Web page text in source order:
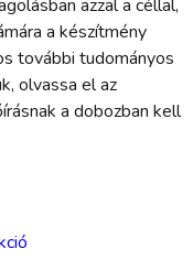
azzal a céllal,
a készítmény
további tudományos
olvassa el az
a dobozban kell